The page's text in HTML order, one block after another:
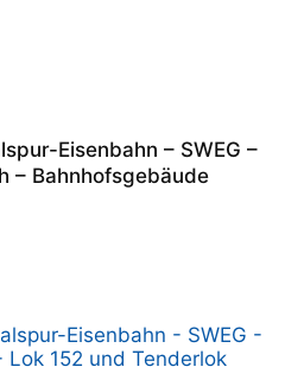
Eisenbahn – SWEG –
– Bahnhofsgebäude